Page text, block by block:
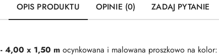
OPIS PRODUKTU OPINIE (0) ZADAJ PYTANIE
- 4,00 x 1,50 m ocynkowana i malowana proszkowo na kolor: